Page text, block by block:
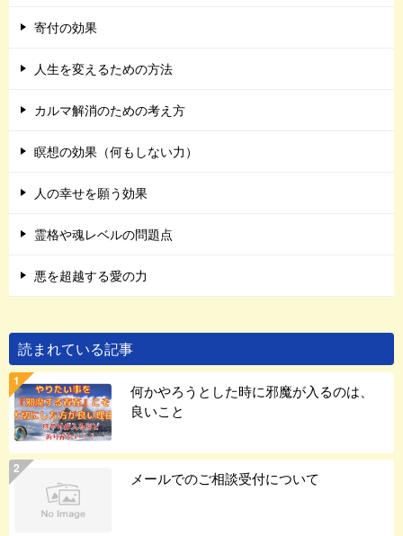
寄付の効果
人生を変えるための方法
カルマ解消のための考え方
瞑想の効果（何もしない力）
人の幸せを願う効果
霊格や魂レベルの問題点
悪を超越する愛の力
読まれている記事
何かやろうとした時に邪魔が入るのは、
良いこと
メールでのご相談受付について